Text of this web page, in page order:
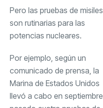
Pero las pruebas de misiles
son rutinarias para las
potencias nucleares.
Por ejemplo, según un
comunicado de prensa, la
Marina de Estados Unidos
llevó a cabo en septiembre